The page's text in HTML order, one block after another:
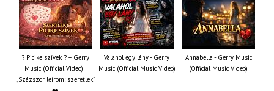
? Picike szívek ? – Gerry
Music (Official Video) |
„Százszor leírom: szeretlek”
Valahol egy lány - Gerry
Music (Official Music Video)
Annabella - Gerry Music
(Official Music Video)